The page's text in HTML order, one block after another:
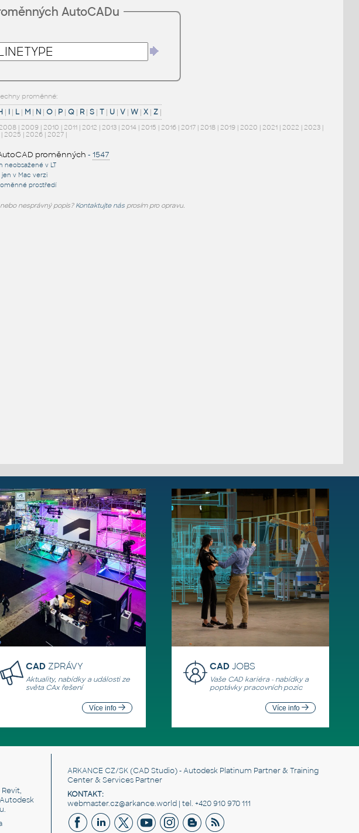
AutoCADu
proměnné:
| I | L | M | N |O | P |Q | R |S |T | U |V |W |X |Z |
2008| 2009| 2010 | 2011| 2012 | 2013| 2014| 2015 | 2016| 2017| 2018| 2019| 2020 | 2021| 2022 | 2023|
2025 | 2026| 2027|
proměnných -1547
neobsažené v LT
jen v Mac verzi
prostředí
nesprávný popis? Kontaktujte násprosím pro opravu.
CAD ZPRÁVY
Aktuality, nabídky a události ze
světa CAx řešení
Více info
CADJOBS
Vaše CAD kariéra - nabídky a
poptávky pracovních pozic
Více info
Autodesk
.
ARKANCE CZ/SK(CAD Studio) - Autodesk Platinum Partner & Training
Center & Services Partner
KONTAKT:
webmaster.cz@arkance.world | tel. +420 910 970 111